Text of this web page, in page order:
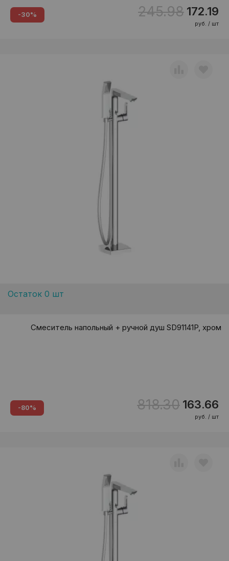
-30% 245.98 172.19
руб. / шт
Остаток 0 шт
Смеситель напольный + ручной душ SD91141P, хром
-80% 818.30 163.66
руб. / шт